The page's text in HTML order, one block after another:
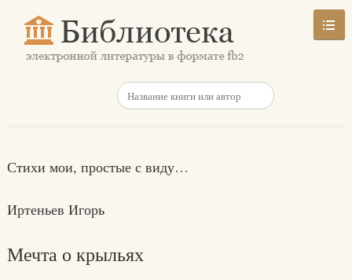
Стихи мои, простые с виду…
Иртеньев Игорь
Мечта о крыльях